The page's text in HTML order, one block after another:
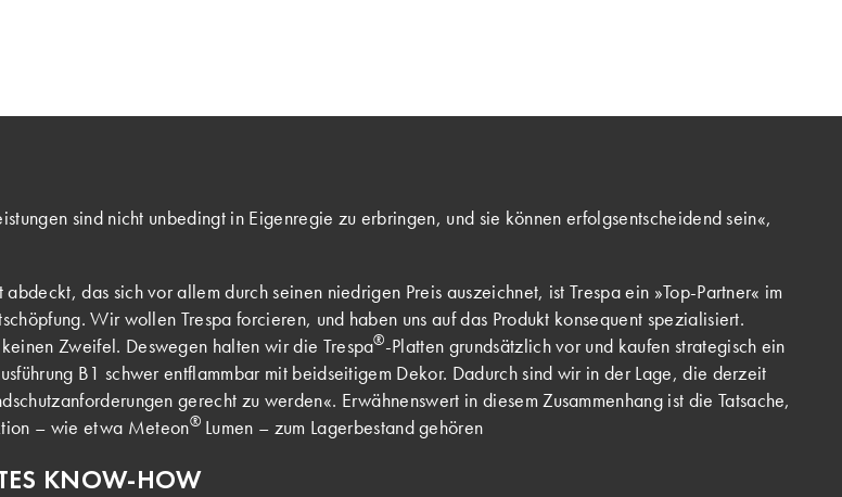
sind nicht unbedingt in Eigenregie zu erbringen, und sie können erfolgsentscheidend sein«,
das sich vor allem durch seinen niedrigen Preis auszeichnet, ist Trespa ein »Top-Partner« im
Wir wollen Trespa forcieren, und haben uns auf das Produkt konsequent spezialisiert.
Zweifel. Deswegen halten wir die Trespa®-Platten grundsätzlich vor und kaufen strategisch ein
B1 schwer entflammbar mit beidseitigem Dekor. Dadurch sind wir in der Lage, die derzeit
gerecht zu werden«. Erwähnenswert in diesem Zusammenhang ist die Tatsache,
– wie etwa Meteon®Lumen – zum Lagerbestand gehören
KNOW-HOW